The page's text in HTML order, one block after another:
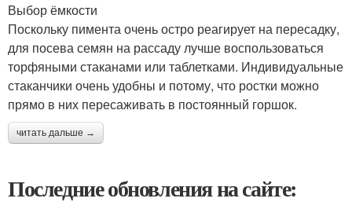
Выбор ёмкости
Поскольку пимента очень остро реагирует на пересадку,
для посева семян на рассаду лучше воспользоваться
торфяными стаканами или таблетками. Индивидуальные
стаканчики очень удобны и потому, что ростки можно
прямо в них пересаживать в постоянный горшок.
читать дальше →
Последние обновления на сайте: